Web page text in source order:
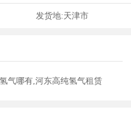
发货地:天津市
气哪有,河东高纯氢气租赁